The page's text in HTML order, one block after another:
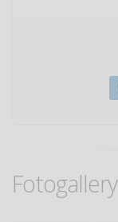
Fotogallery